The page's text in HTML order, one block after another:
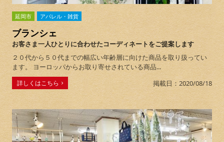
延岡市 アパレル・雑貨
ブランシェ
お客さま一人ひとりに合わせたコーディネートをご提案します
２０代から５０代までの幅広い年齢層に向けた商品を取り扱ってい
ます。 ヨーロッパからお取り寄せされている商品...
詳しくはこちら 掲載日：2020/08/18